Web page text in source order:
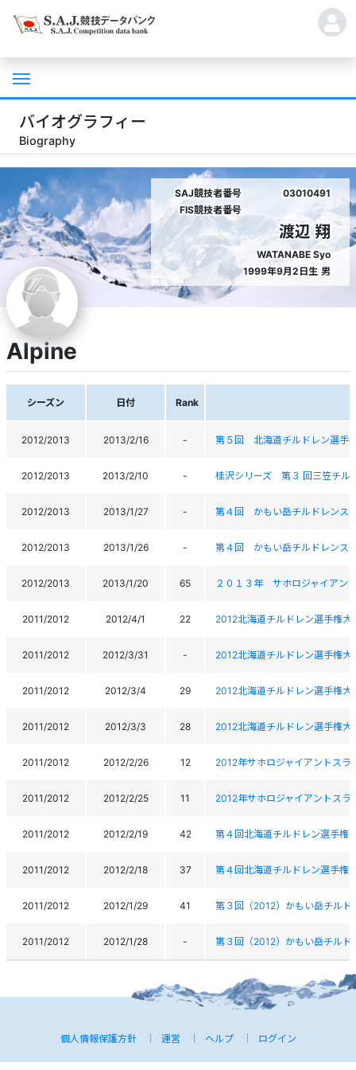
バイオグラフィー
Biography
SAJ競技者番号
03010491
FIS競技者番号
渡辺 翔
WATANABE Syo
1999年9月2日生 男
Alpine
シーズン 日付 Rank
2012/2013 2013/2/16 - 第５回 北海道チルドレン選手
2012/2013 2013/2/10 - 桂沢シリーズ 第３ 回三笠チル
2012/2013 2013/1/27 - 第４回 かもい岳チルドレンス
2012/2013 2013/1/26 - 第４回 かもい岳チルドレンス
2012/2013 2013/1/20 65 ２０１３年 サホロジャイアン
2011/2012 2012/4/1 22 2012北海道チルドレン選手権
2011/2012 2012/3/31 - 2012北海道チルドレン選手権
2011/2012 2012/3/4 29 2012北海道チルドレン選手権
2011/2012 2012/3/3 28 2012北海道チルドレン選手権
2011/2012 2012/2/26 12 2012年サホロジャイアントスラ
2011/2012 2012/2/25 11 2012年サホロジャイアントスラ
2011/2012 2012/2/19 42 第４回北海道チルドレン選手権
2011/2012 2012/2/18 37 第４回北海道チルドレン選手権
2011/2012 2012/1/29 41 第３回（2012）かもい岳チルド
2011/2012 2012/1/28 - 第３回（2012）かもい岳チルド
個人情報保護方針 運営 ヘルプ ログイン